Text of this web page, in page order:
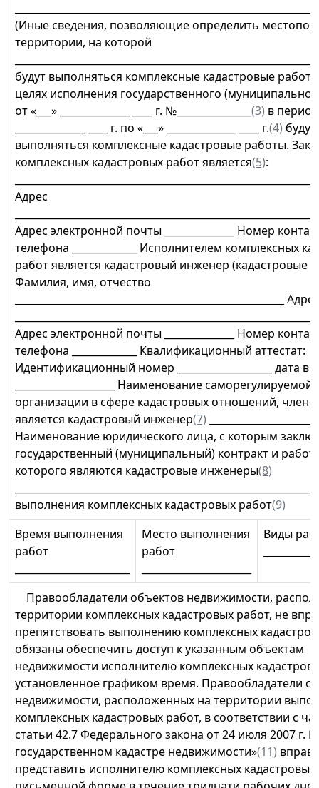
(Иные сведения, позволяющие определить
территории, на которой
будут выполняться комплексные кадастровые работы
целях исполнения государственного
от «___» ______________ ____ г. №_______________ (3) в период
______________ ____ г. по «___» ______________ ____ г.(4) будут
выполняться комплексные кадастровые работы.
комплексных кадастровых работ является(5):
Адрес
Адрес электронной почты ______________ Номер
телефона _____________ Исполнителем комплексных
работ является кадастровый инженер (кадастровые
Фамилия, имя, отчество
______________________________________________________ Адрес
Адрес электронной почты ______________ Номер
телефона _____________ Квалификационный аттестат:
Идентификационный номер ___________________ дата
____________________ Наименование саморегулируемой
организации в сфере кадастровых отношений,
является кадастровый инженер(7)
Наименование юридического лица, с которым
государственный (муниципальный) контракт и
которого являются кадастровые инженеры(8)
выполнения комплексных кадастровых работ(9)
Время выполнения
работ
Место выполнения
работ
Виды
Правообладатели объектов недвижимости,
территории комплексных кадастровых работ, не
препятствовать выполнению комплексных
обязаны обеспечить доступ к указанным объектам
недвижимости исполнителю комплексных
установленное графиком время. Правообладатели
недвижимости, расположенных на территории
комплексных кадастровых работ, в соответствии с
статьи 42.7 Федерального закона от 24 июля 2007 г.
государственном кадастре недвижимости»(11) вправе
представить исполнителю комплексных кадастровых